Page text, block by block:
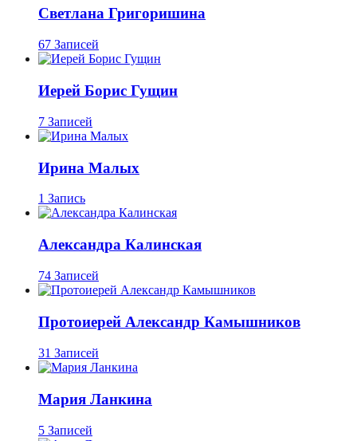
Светлана Григоришина
67 Записей
Иерей Борис Гущин
7 Записей
Ирина Малых
1 Запись
Александра Калинская
74 Записей
Протоиерей Александр Камышников
31 Записей
Мария Ланкина
5 Записей